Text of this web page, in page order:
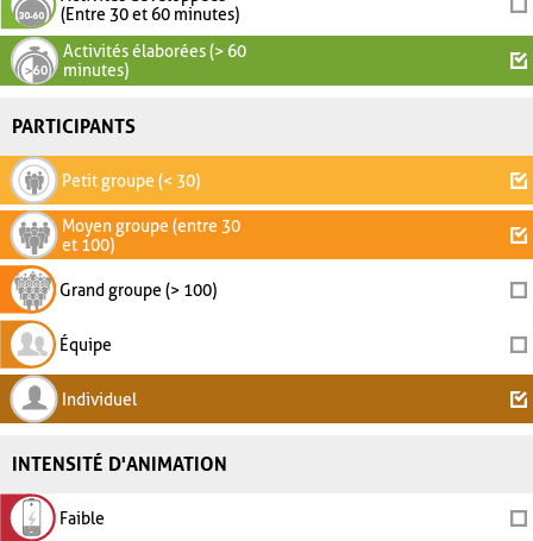
(Entre 30 et 60 minutes)
Activités élaborées (> 60
minutes)
PARTICIPANTS
Petit groupe (< 30)
Moyen groupe (entre 30
et 100)
Grand groupe (> 100)
Équipe
Individuel
INTENSITÉ D'ANIMATION
Faible